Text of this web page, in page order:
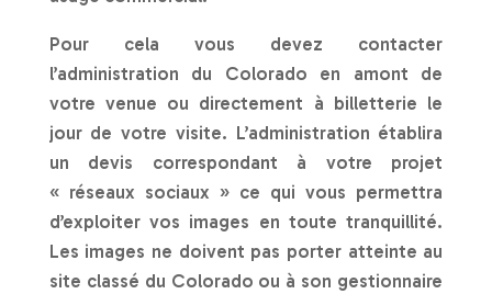
Pour cela vous devez contacter
l’administration du Colorado en amont de
votre venue ou directement à billetterie le
jour de votre visite. L’administration établira
un devis correspondant à votre projet
« réseaux sociaux » ce qui vous permettra
d’exploiter vos images en toute tranquillité.
Les images ne doivent pas porter atteinte au
site classé du Colorado ou à son gestionnaire